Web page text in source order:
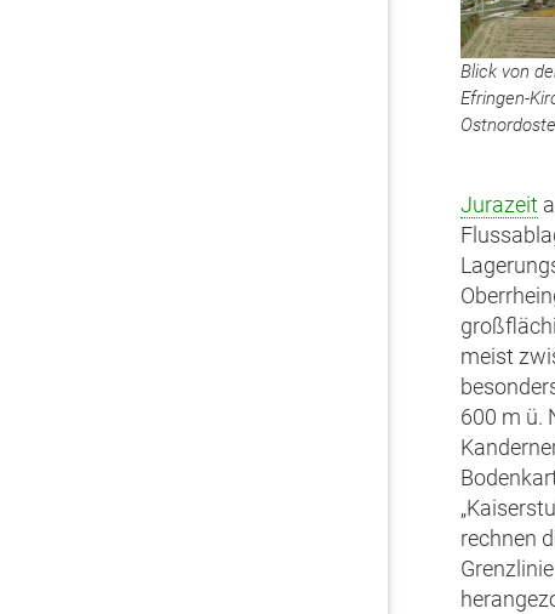
Blick von
Efringen-
Jurazeit
meist
600 m ü.
rechnen